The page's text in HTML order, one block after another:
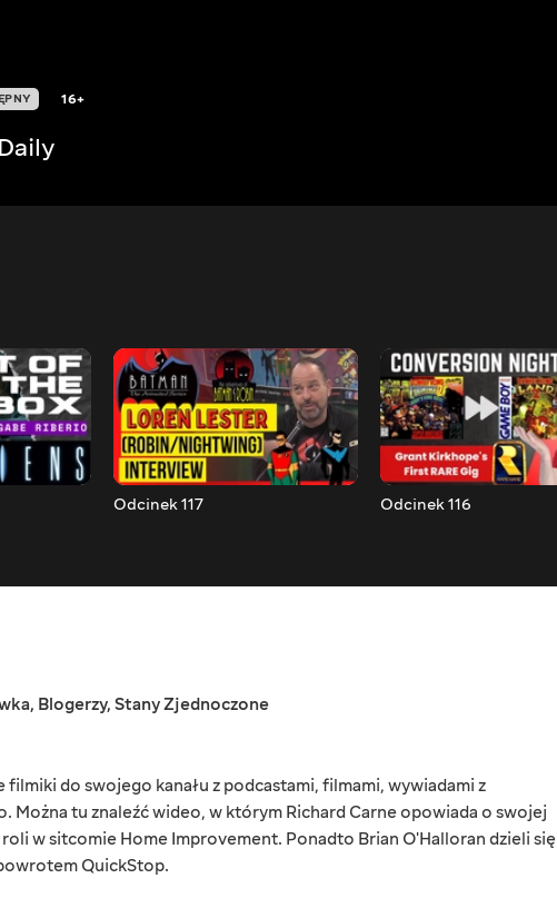
16+
Odcinek 117 Odcinek 116
, Blogerzy, Stany Zjednoczone
do swojego kanału z podcastami, filmami, wywiadami z
Można tu znaleźć wideo, w którym Richard Carne opowiada o swojej
w sitcomie Home Improvement. Ponadto Brian O'Halloran dzieli się
QuickStop.